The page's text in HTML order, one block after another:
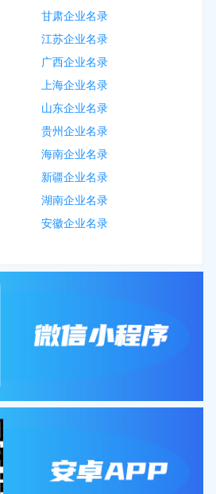
甘肃企业名录
江苏企业名录
广西企业名录
上海企业名录
山东企业名录
贵州企业名录
海南企业名录
新疆企业名录
湖南企业名录
安徽企业名录